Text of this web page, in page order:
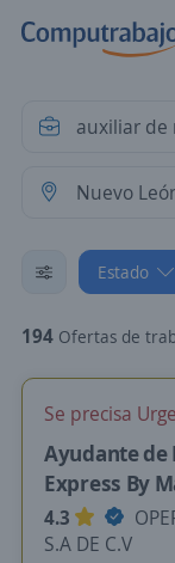
Estado
194 Ofertas de trabajo de
Se precisa
Ayudante
Express By
4.3
S.A DE C.V